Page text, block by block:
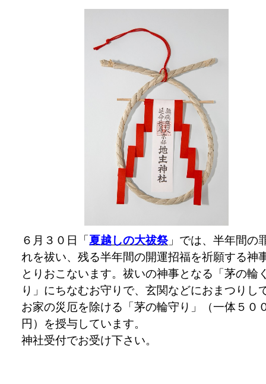
６月３０日「夏越しの大祓祭」では、半年間の
れを祓い、残る半年間の開運招福を祈願する神
とりおこないます。祓いの神事となる「茅の輪
り」にちなむお守りで、玄関などにおまつりし
お家の災厄を除ける「茅の輪守り」（一体５０
円）を授与しています。
神社受付でお受け下さい。